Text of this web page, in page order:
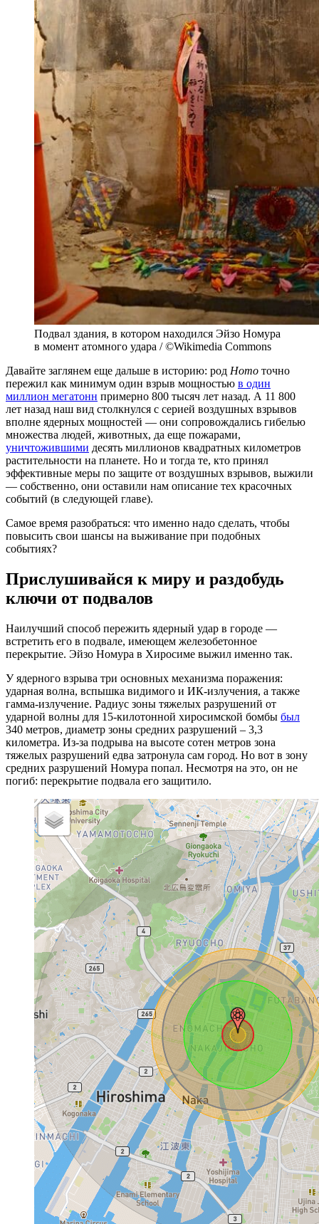
Подвал здания, в котором находился Эйзо Номура
в момент атомного удара / ©Wikimedia Commons
Давайте заглянем еще дальше в историю: род Homo точно
пережил как минимум один взрыв мощностью в один
миллион мегатонн примерно 800 тысяч лет назад. А 11 800
лет назад наш вид столкнулся с серией воздушных взрывов
вполне ядерных мощностей — они сопровождались гибелью
множества людей, животных, да еще пожарами,
уничтожившими десять миллионов квадратных километров
растительности на планете. Но и тогда те, кто принял
эффективные меры по защите от воздушных взрывов, выжили
— собственно, они оставили нам описание тех красочных
событий (в следующей главе).
Самое время разобраться: что именно надо сделать, чтобы
повысить свои шансы на выживание при подобных
событиях?
Прислушивайся к миру и раздобудь
ключи от подвалов
Наилучший способ пережить ядерный удар в городе —
встретить его в подвале, имеющем железобетонное
перекрытие. Эйзо Номура в Хиросиме выжил именно так.
У ядерного взрыва три основных механизма поражения:
ударная волна, вспышка видимого и ИК-излучения, а также
гамма-излучение. Радиус зоны тяжелых разрушений от
ударной волны для 15-килотонной хиросимской бомбы был
340 метров, диаметр зоны средних разрушений – 3,3
километра. Из-за подрыва на высоте сотен метров зона
тяжелых разрушений едва затронула сам город. Но вот в зону
средних разрушений Номура попал. Несмотря на это, он не
погиб: перекрытие подвала его защитило.